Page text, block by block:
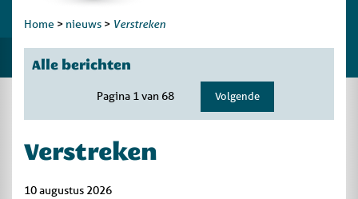
Home > nieuws > Verstreken
Alle berichten
Pagina 1 van 68 Volgende
Verstreken
10 augustus 2026